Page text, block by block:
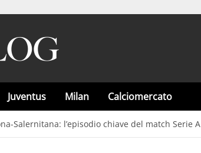
Juventus Milan Calciomercato
Salernitana: l’episodio chiave del match Serie A